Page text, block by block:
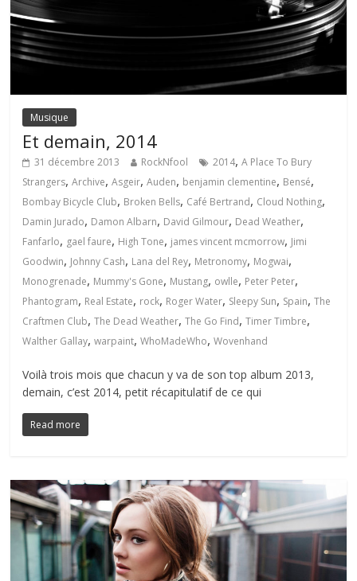
Musique
Et demain, 2014
31 décembre 2013 RockNfool 2014,A Place To Bury
Strangers,Archive,Asgeir,Auden, benjamin clementine, Bensé,
Bombay Bicycle Club, Broken Bells, Café Bertrand, Cloud Nothing,
Damin Jurado, Damon Albarn, David Gilmour, Dead Weather,
Fanfarlo, gael faure, High Tone, james vincent mcmorrow, Jimi
Goodwin, Johnny Cash, Lana del Rey, Metronomy, Mogwai,
Monogrenade, Mummy's Gone, Mustang, owlle, Peter Peter,
Phantogram, Real Estate, rock, Roger Water, Sleepy Sun, Spain,The
Craftmen Club,The Dead Weather,The Go Find,Timer Timbre,
Walther Gallay,warpaint,WhoMadeWho,Wovenhand
Voilà trois mois que chacun y va de son top album 2013,
demain, c’est 2014, petit récapitulatif de ce qui
Read more